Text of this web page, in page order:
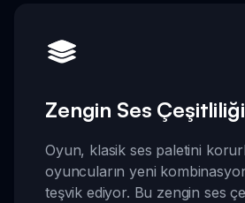
Zengin Ses Çeşitliliği
Oyun, klasik ses paletini
oyuncuların yeni
teşvik ediyor. Bu zengin ses